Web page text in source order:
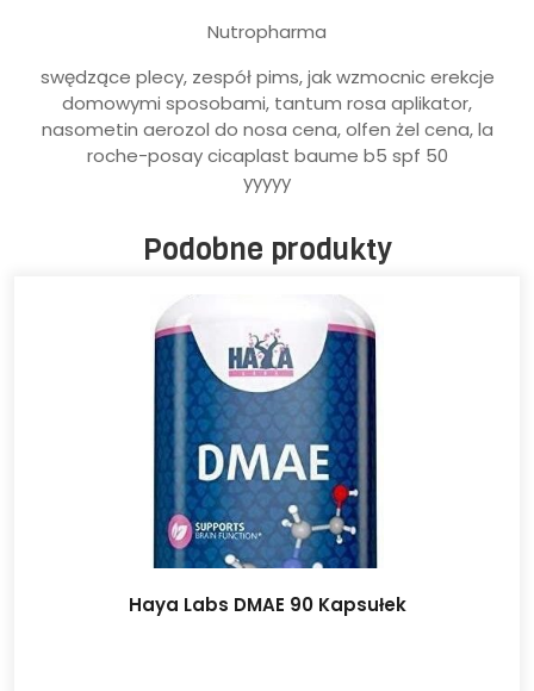
Nutropharma
swędzące plecy, zespół pims, jak wzmocnic erekcje
domowymi sposobami, tantum rosa aplikator,
nasometin aerozol do nosa cena, olfen żel cena, la
roche-posay cicaplast baume b5 spf 50
yyyyy
Podobne produkty
Haya Labs DMAE 90 Kapsułek